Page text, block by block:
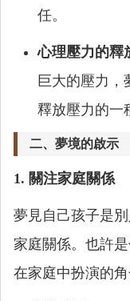
任。
心理壓力的釋
巨大的壓力，
釋放壓力的一
二、夢境的啟示
1. 關注家庭關係
夢見自己孩子是
家庭關係。也許
在家庭中扮演的角